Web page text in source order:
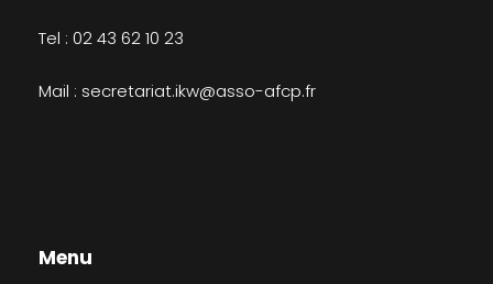
Tel : 02 43 62 10 23
Mail : secretariat.ikw@asso-afcp.fr
Menu